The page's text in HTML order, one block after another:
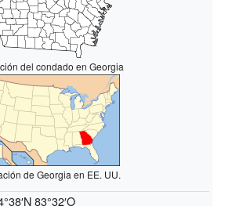
del condado en Georgia
de Georgia en EE. UU.
83°32′O